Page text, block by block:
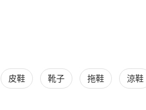
男鞋相似商品推薦
皮鞋 靴子 拖鞋 涼鞋